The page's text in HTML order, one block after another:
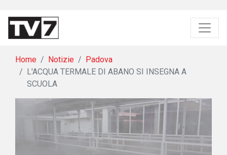
Home Notizie
Padova
L'ACQUA TERMALE DI ABANO SI INSEGNA A
SCUOLA